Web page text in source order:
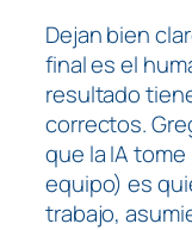
Dejan bien
final es el
resultado
correctos.
que la IA
equipo) es
trabajo,